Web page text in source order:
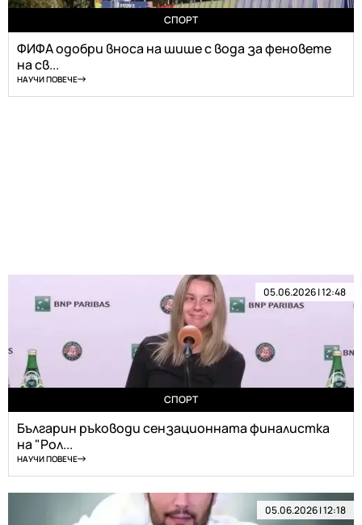
СПОРТ
ФИФА одобри вноса на шише с вода за феновете
на св...
НАУЧИ ПОВЕЧЕ
05.06.2026 | 12:48
СПОРТ
Българин ръководи сензационната финалистка
на "Рол...
НАУЧИ ПОВЕЧЕ
05.06.2026 | 12:18